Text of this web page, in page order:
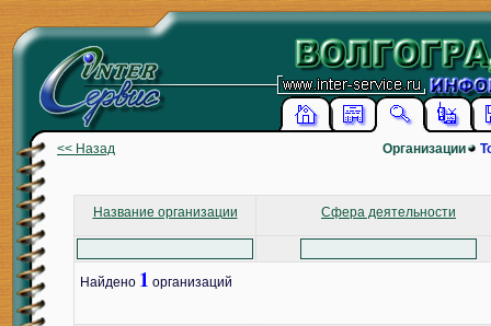
<< Назад Организации
Название организации Сфера деятельности
Найдено 1 организаций